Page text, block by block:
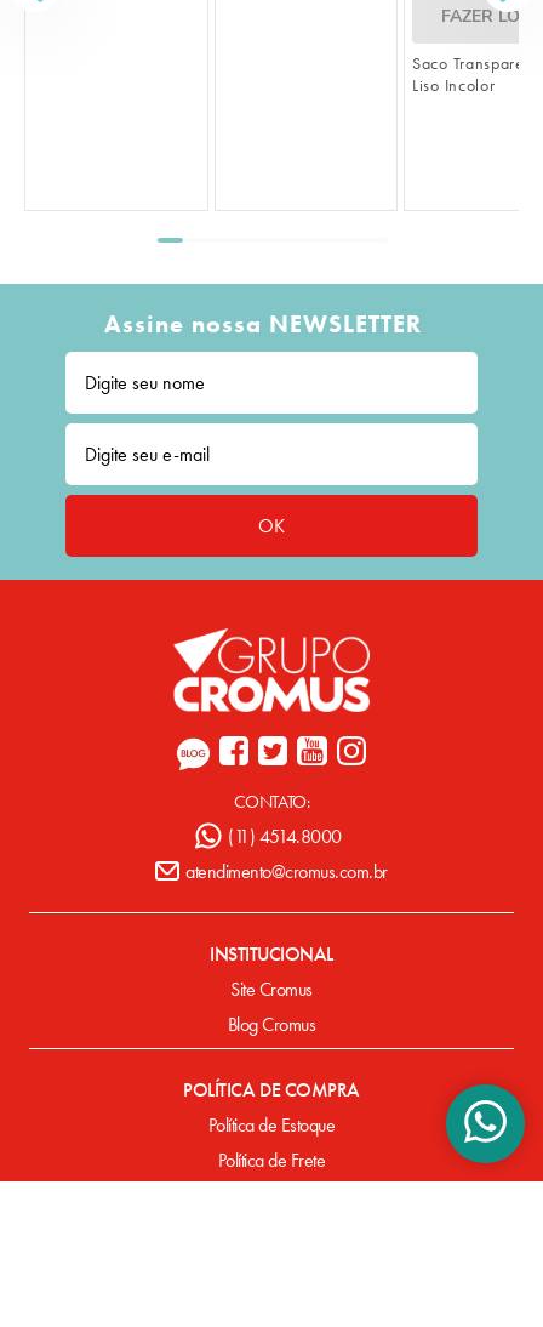
FAZER
Saco
Liso Incolor
Assine nossa NEWSLETTER
OK
CONTATO:
(11) 4514.8000
atendimento@cromus.com.br
INSTITUCIONAL
Site Cromus
Blog Cromus
POLÍTICA DE COMPRA
Política de Estoque
Política de Frete